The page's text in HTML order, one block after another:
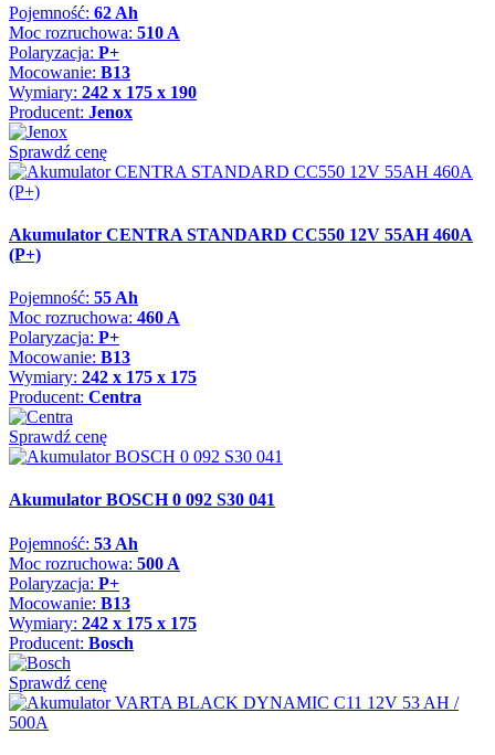
Pojemność: 62 Ah
Moc rozruchowa: 510 A
Polaryzacja: P+
Mocowanie: B13
Wymiary: 242 x 175 x 190
Producent: Jenox
Sprawdź cenę
Akumulator CENTRA STANDARD CC550 12V 55AH 460A
(P+)
Pojemność: 55 Ah
Moc rozruchowa: 460 A
Polaryzacja: P+
Mocowanie: B13
Wymiary: 242 x 175 x 175
Producent: Centra
Sprawdź cenę
Akumulator BOSCH 0 092 S30 041
Pojemność: 53 Ah
Moc rozruchowa: 500 A
Polaryzacja: P+
Mocowanie: B13
Wymiary: 242 x 175 x 175
Producent: Bosch
Sprawdź cenę